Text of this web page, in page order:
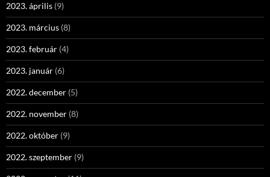
2023. április (9)
2023. március (8)
2023. február (4)
2023. január (6)
2022. december (5)
2022. november (8)
2022. október (9)
2022. szeptember (9)